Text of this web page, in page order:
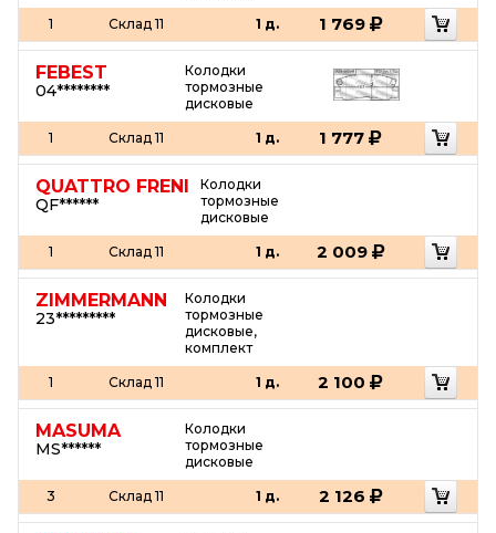
1 Склад 11 1 д. 1 769
FEBEST
04********
Колодки
тормозные
дисковые
1 Склад 11 1 д. 1 777
QUATTRO FRENI
QF******
Колодки
тормозные
дисковые
1 Склад 11 1 д. 2 009
ZIMMERMANN
23*********
Колодки
тормозные
дисковые,
комплект
1 Склад 11 1 д. 2 100
MASUMA
MS******
Колодки
тормозные
дисковые
3 Склад 11 1 д. 2 126